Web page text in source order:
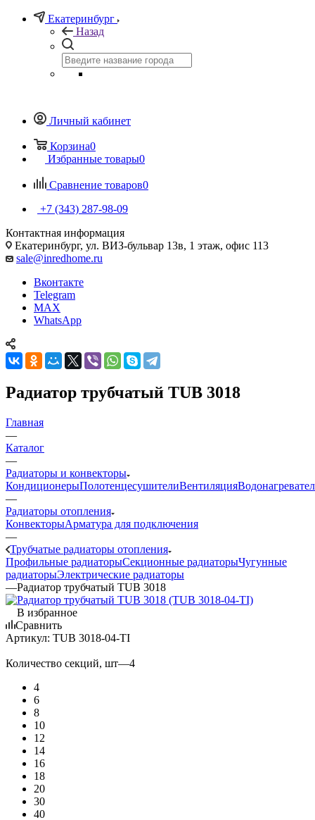
Екатеринбург
Назад
Личный кабинет
Корзина0
Избранные товары0
Сравнение товаров0
+7 (343) 287-98-09
Контактная информация
Екатеринбург, ул. ВИЗ-бульвар 13в, 1 этаж, офис 113
sale@inredhome.ru
Вконтакте
Telegram
MAX
WhatsApp
Радиатор трубчатый TUB 3018
Главная
—
Каталог
—
Радиаторы и конвекторы
КондиционерыПолотенцесушителиВентиляция
—
Радиаторы отопления
КонвекторыАрматура для подключения
—
Трубчатые радиаторы отопления
Профильные радиаторыСекционные радиаторыЧугунные
радиаторыЭлектрические радиаторы
—Радиатор трубчатый TUB 3018
В избранное
Сравнить
Артикул: TUB 3018-04-TI
Количество секций, шт—4
4
6
8
10
12
14
16
18
20
30
40